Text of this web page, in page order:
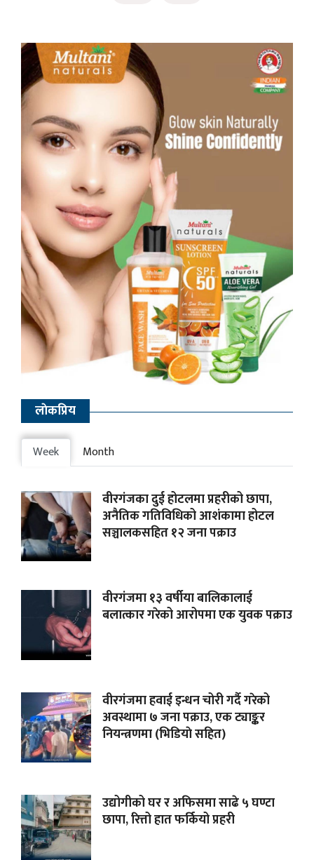
लाेकप्रिय
Week Month
वीरगंजका दुई होटलमा प्रहरीको छापा,
अनैतिक गतिविधिको आशंकामा होटल
सञ्चालकसहित १२ जना पक्राउ
वीरगंजमा १३ वर्षीया बालिकालाई
बलात्कार गरेको आरोपमा एक युवक पक्राउ
वीरगंजमा हवाई इन्धन चोरी गर्दै गरेको
अवस्थामा ७ जना पक्राउ, एक ट्याङ्कर
नियन्त्रणमा (भिडियाे सहित)
उद्योगीको घर र अफिसमा साढे ५ घण्टा
छापा, रित्तो हात फर्कियो प्रहरी